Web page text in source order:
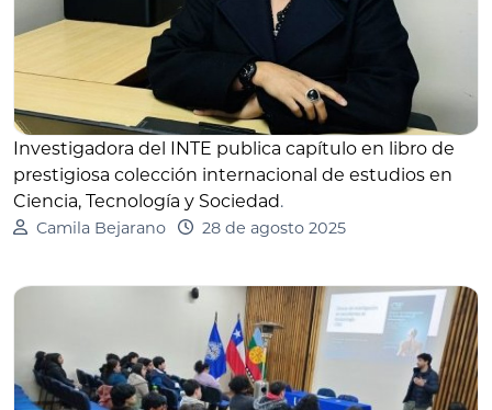
Investigadora del INTE publica capítulo en libro de
prestigiosa colección internacional de estudios en
Ciencia, Tecnología y Sociedad.
Camila Bejarano 28 de agosto 2025